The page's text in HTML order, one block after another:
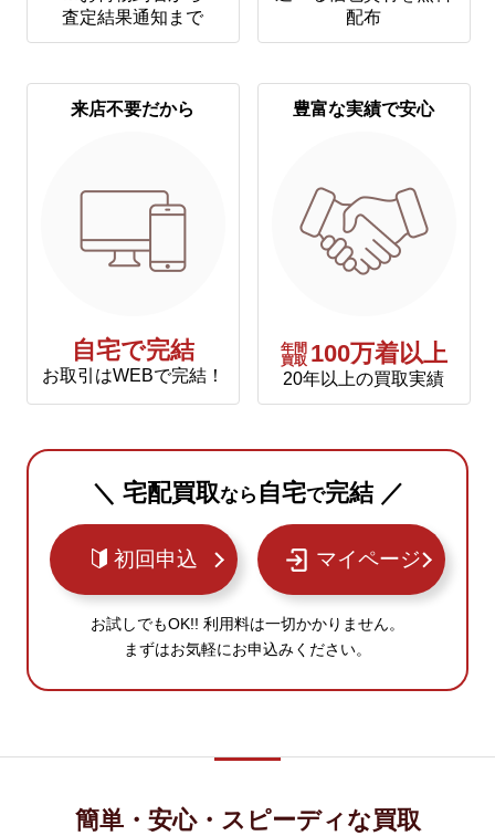
査定結果通知まで
配布
来店不要だから
自宅で完結
お取引はWEBで完結！
豊富な実績で安心
年間
買取 100万着以上
20年以上の買取実績
＼ 宅配買取なら 自宅で完結 ／
初回申込 マイページ
お試しでもOK!! 利用料は一切かかりません。
まずはお気軽にお申込みください。
簡単・安心・スピーディな買取